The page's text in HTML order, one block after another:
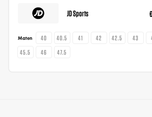
JD Sports
Maten 40 40.5 41 42 42.5 43
45.5
46 47.5